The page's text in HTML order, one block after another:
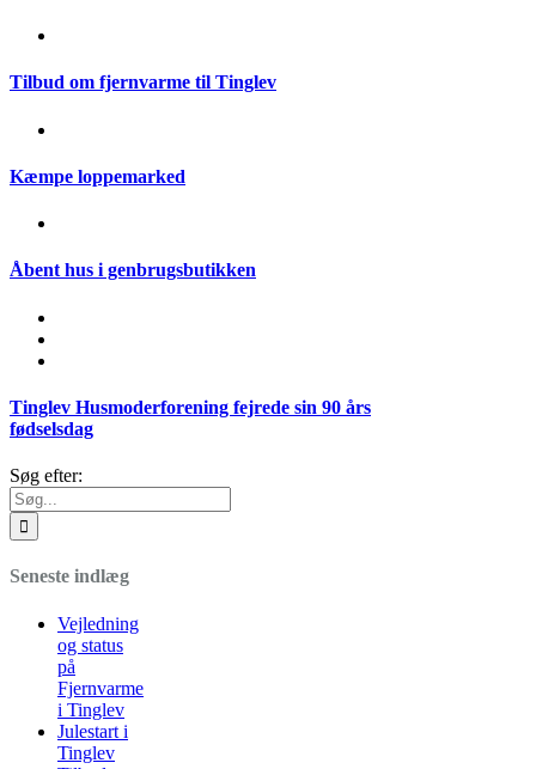
Tilbud om fjernvarme til Tinglev
Kæmpe loppemarked
Åbent hus i genbrugsbutikken
Tinglev Husmoderforening fejrede sin 90 års
fødselsdag
Søg efter:
Seneste indlæg
Vejledning
og status
på
Fjernvarme
i Tinglev
Julestart i
Tinglev